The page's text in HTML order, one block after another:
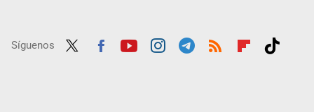
Síguenos